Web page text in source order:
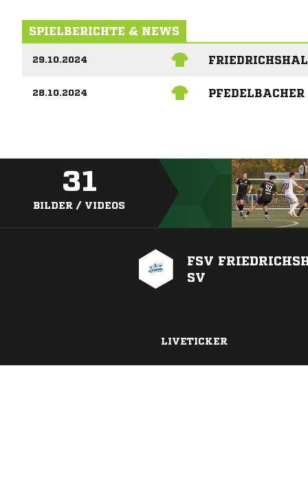
SPIELBERICHTE & NEWS
29.10.2024
28.10.2024
31
BILDER / VIDEOS
FSV
SV
LIVETICKER